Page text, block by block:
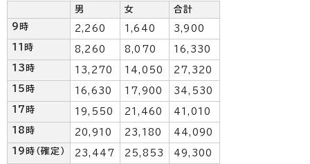
男 女
合計
9時
2,260 1,640 3,900
11時 8,260 8,070 16,330
13時 13,270 14,050 27,320
15時 16,630 17,900 34,530
17時 19,550 21,460 41,010
18時 20,910 23,180 44,090
19時（確定） 23,447 25,853 49,300